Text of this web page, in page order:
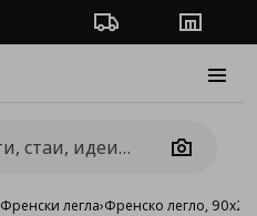
Проследяване на
Camera
Френски легла›Френско легло,